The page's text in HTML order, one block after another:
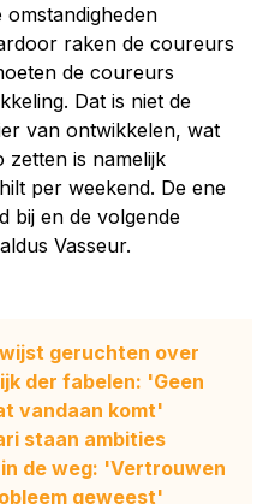
raken de coureurs
de coureurs
Dat is niet de
van ontwikkelen, wat
is namelijk
per weekend. De ene
bij en de volgende
Vasseur.
geruchten over
der fabelen: 'Geen
vandaan komt'
staan ambities
de weg: 'Vertrouwen
geweest'